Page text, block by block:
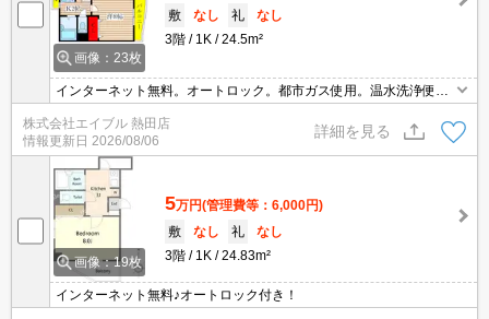
画像：23枚
敷
なし 礼
なし
3階
1K 24.5m²
インターネット無料。オートロック。都市ガス使用。温水洗浄便座
付き。TVインターホン付き。室内に洗濯機置場あり。退去時、ルー
ムクリーニング料金33,000円。退去時、エアコン洗浄代16,500円。
株式会社エイブル 熱田店
情報更新日 2026/08/06
詳細を見る
画像：19枚
5万円(管理費等：6,000円)
敷
なし 礼
なし
3階
1K 24.83m²
インターネット無料♪オートロック付き！